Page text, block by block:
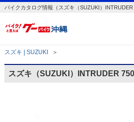
バイクカタログ情報（スズキ（SUZUKI）INTRUDER
スズキ | SUZUKI ＞
スズキ（SUZUKI）INTRUDER